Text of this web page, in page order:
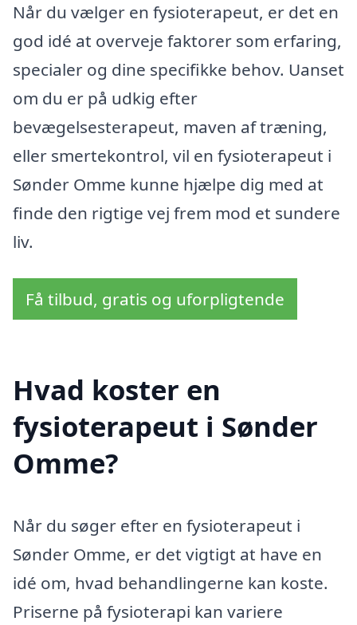
Når du vælger en fysioterapeut, er det en
god idé at overveje faktorer som erfaring,
specialer og dine specifikke behov. Uanset
om du er på udkig efter
bevægelsesterapeut, maven af træning,
eller smertekontrol, vil en fysioterapeut i
Sønder Omme kunne hjælpe dig med at
finde den rigtige vej frem mod et sundere
liv.
Få tilbud, gratis og uforpligtende
Hvad koster en
fysioterapeut i Sønder
Omme?
Når du søger efter en fysioterapeut i
Sønder Omme, er det vigtigt at have en
idé om, hvad behandlingerne kan koste.
Priserne på fysioterapi kan variere